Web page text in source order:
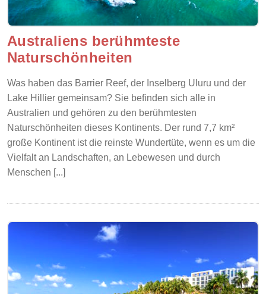
Australiens berühmteste
Naturschönheiten
Was haben das Barrier Reef, der Inselberg Uluru und der
Lake Hillier gemeinsam? Sie befinden sich alle in
Australien und gehören zu den berühmtesten
Naturschönheiten dieses Kontinents. Der rund 7,7 km²
große Kontinent ist die reinste Wundertüte, wenn es um die
Vielfalt an Landschaften, an Lebewesen und durch
Menschen [...]